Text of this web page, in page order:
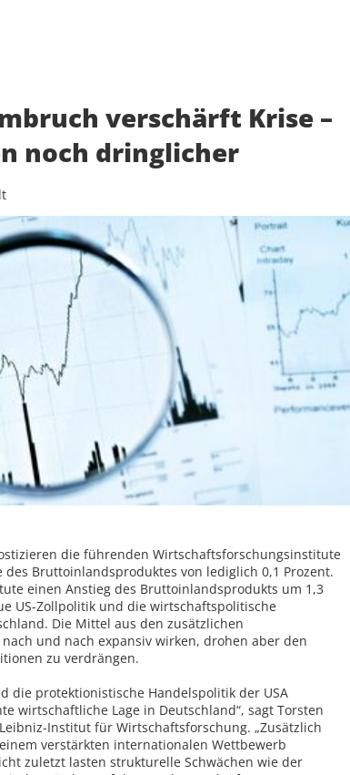
verschärft Krise –
noch dringlicher
die führenden Wirtschaftsforschungsinstitute
des Bruttoinlandsproduktes von lediglich 0,1 Prozent.
einen Anstieg des Bruttoinlandsprodukts um 1,3
US-Zollpolitik und die wirtschaftspolitische
Die Mittel aus den zusätzlichen
und nach expansiv wirken, drohen aber den
zu verdrängen.
die protektionistische Handelspolitik der USA
wirtschaftliche Lage in Deutschland“, sagt Torsten
Institut für Wirtschaftsforschung. „Zusätzlich
verstärkten internationalen Wettbewerb
zuletzt lasten strukturelle Schwächen wie der